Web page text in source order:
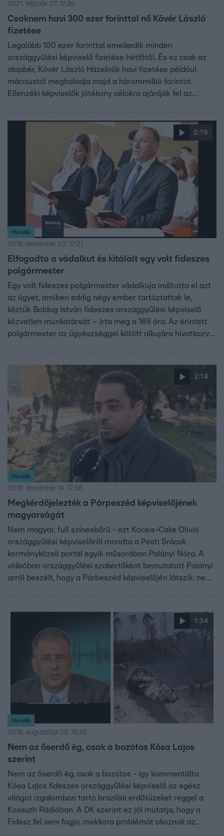
2021. február 27. 17:30
Csaknem havi 300 ezer forinttal nő Kövér László
fizetése
Legalább 100 ezer forinttal emelkedik minden
országgyűlési képviselő fizetése hétfőtől. És ez csak az
alapbér, Kövér László Házelnök havi fizetése például
márciustól meghaladja majd a hárommillió forintot.
Ellenzéki képviselők jótékony célokra ajánlják fel az
2:19
Híradó
2019. december 20. 17:21
Elfogadta a vádalkut és kitálalt egy volt fideszes
polgármester
Egy volt fideszes polgármester vádalkuja indította el azt
az ügyet, amiben eddig négy ember tartóztattak le,
köztük Boldog István fideszes országgyűlési képviselő
közvetlen munkatársát – írta meg a 168 óra. Az érintett
polgármester az ügyészséggel kötött alkujára hivatkozva
2:14
Híradó
2019. december 14. 17:55
Megkérdőjelezték a Párpeszéd képviselőjének
magyarságát
Nem magyar, full színesbőrű - ezt Kocsis-Cake Olivió
országgyűlési képviselőről mondta a Pesti Srácok
kormányközeli portál egyik műsorában Palányi Nóra. A
videóban országgyűlési szakértőként bemutatott Palányi
arról beszélt, hogy a Párbeszéd képviselőjén látszik: nem
Magyarországon született és magyarnak is érzi magát.
Az ilyen kijelentések pedig nem elsősorban neki ártanak,
hanem a nemzeti egységnek.
1:34
Híradó
2019. augusztus 26. 16:46
Nem az őserdő ég, csak a bozótos Kósa Lajos
szerint
Nem az őserdő ég, csak a bozótos - így kommentálta
Kósa Lajos fideszes országgyűlési képviselő az egész
világot izgalomban tartó brazíliai erdőtüzeket reggel a
Kossuth Rádióban. A DK szerint ez jól mutatja, hogy a
Fidesz fel sem fogja, mekkora problémát okoznak az